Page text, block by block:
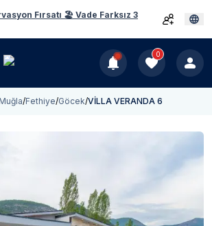
Fırsatı 🏖️ Vade Farksız 3
0
Muğla/Fethiye/Göcek/VİLLA VERANDA 6